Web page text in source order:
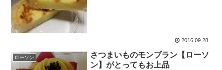
2016.09.28
ローソン
さつまいものモンブラン【ローソ
ン】がとってもお上品